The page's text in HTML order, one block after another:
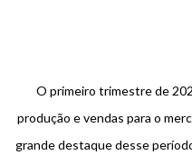
O primeiro trimestre de
produção e vendas para o
grande destaque desse